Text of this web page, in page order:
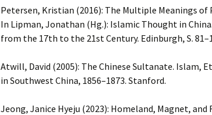
Petersen, Kristian (2016): The Multiple Meanings
In Lipman, Jonathan (Hg.): Islamic Thought in
from the 17th to the 21st Century. Edinburgh, S.
Atwill, David (2005): The Chinese Sultanate. Islam,
in Southwest China, 1856–1873. Stanford.
Jeong, Janice Hyeju (2023): Homeland, Magnet, and